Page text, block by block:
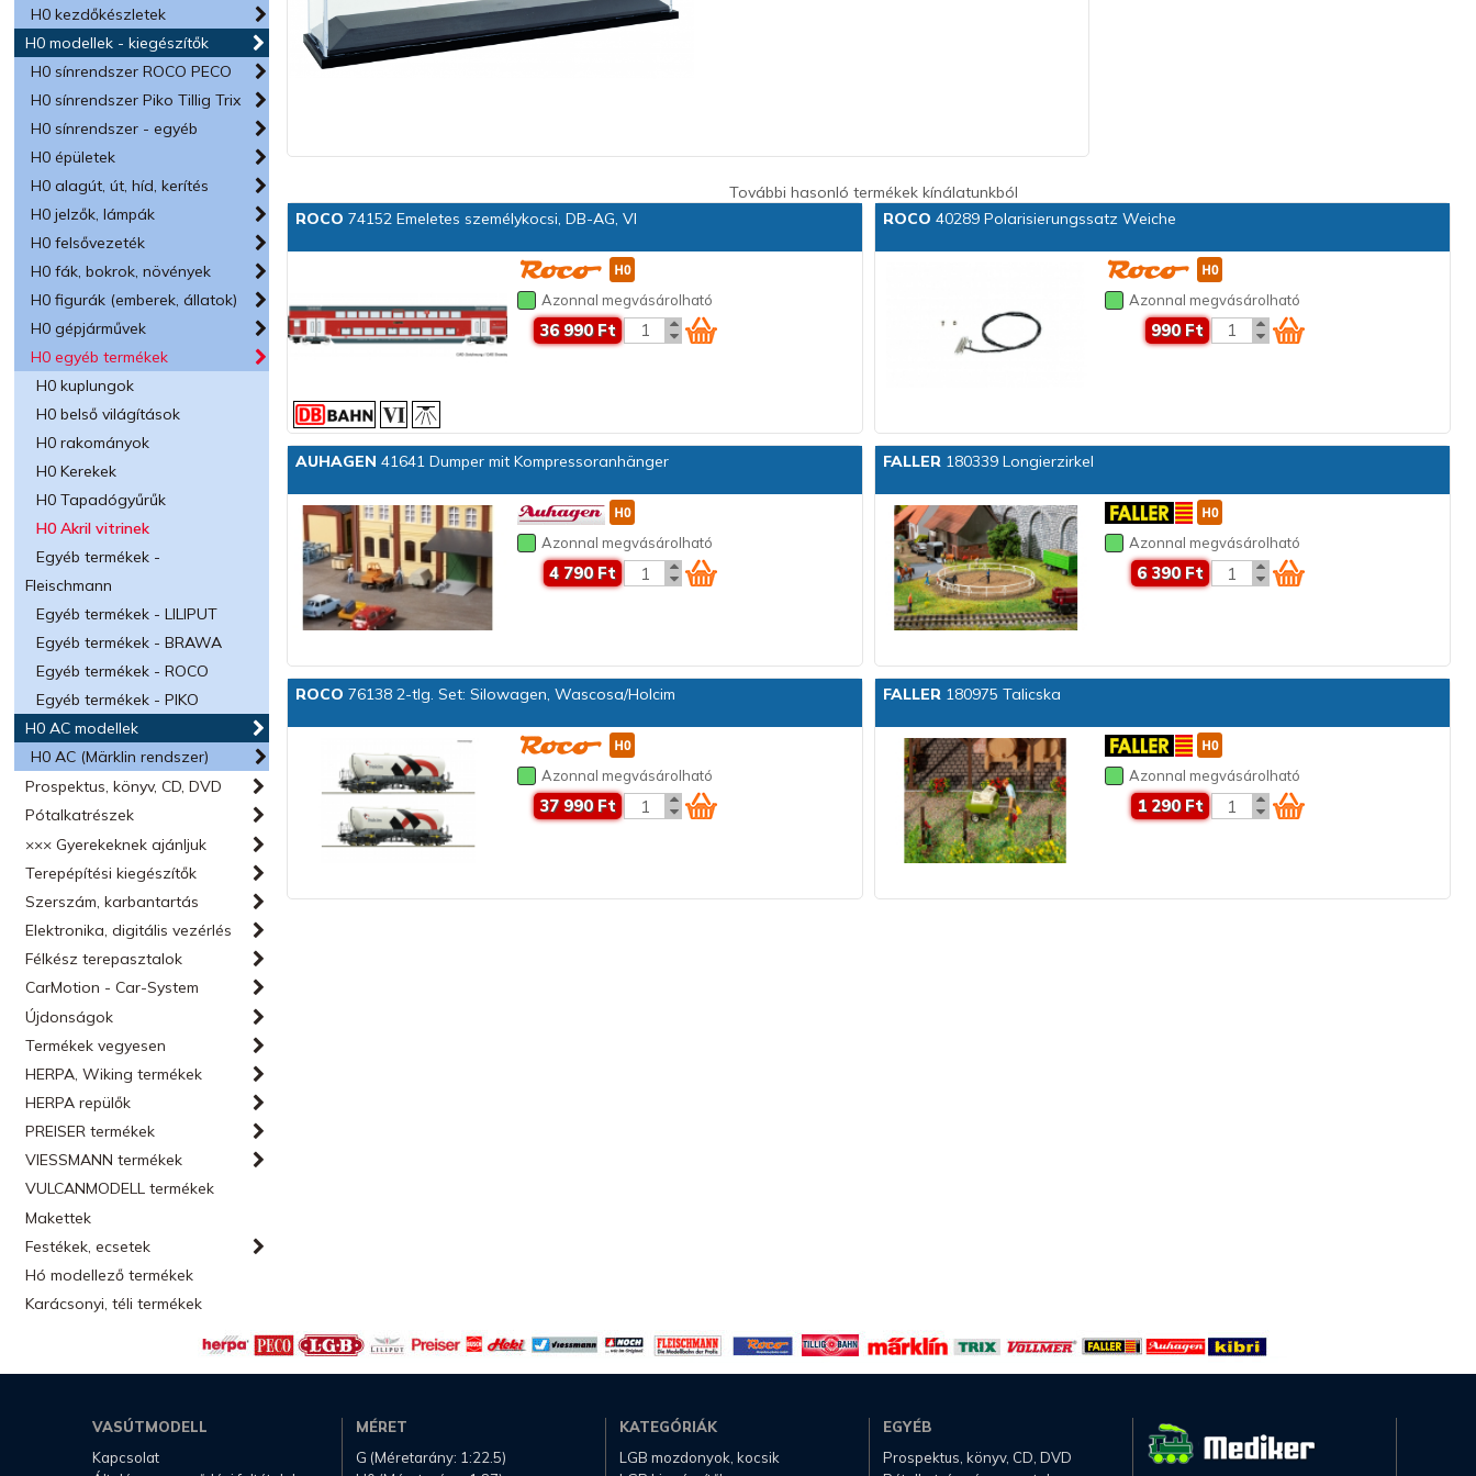
H0 kezdőkészletek
H0 modellek - kiegészítők
H0 sínrendszer ROCO PECO
H0 sínrendszer Piko Tillig Trix
H0 sínrendszer - egyéb
H0 épületek
H0 alagút, út, híd, kerítés
H0 jelzők, lámpák
H0 felsővezeték
H0 fák, bokrok, növények
H0 figurák (emberek, állatok)
H0 gépjárművek
H0 egyéb termékek
H0 kuplungok
H0 belső világítások
H0 rakományok
H0 Kerekek
H0 Tapadógyűrűk
H0 Akril vitrinek
Egyéb termékek -
Fleischmann
Egyéb termékek - LILIPUT
Egyéb termékek - BRAWA
Egyéb termékek - ROCO
Egyéb termékek - PIKO
H0 AC modellek
H0 AC (Märklin rendszer)
Prospektus, könyv, CD, DVD
Pótalkatrészek
××× Gyerekeknek ajánljuk
Terepépítési kiegészítők
Szerszám, karbantartás
Elektronika, digitális vezérlés
Félkész terepasztalok
CarMotion - Car-System
Újdonságok
Termékek vegyesen
HERPA, Wiking termékek
HERPA repülők
PREISER termékek
VIESSMANN termékek
VULCANMODELL termékek
Makettek
Festékek, ecsetek
Hó modellező termékek
Karácsonyi, téli termékek
További hasonló termékek kínálatunkból
ROCO 74152 Emeletes személykocsi, DB-AG, VI
Azonnal megvásárolható
36 990 Ft
ROCO 40289 Polarisierungssatz Weiche
Azonnal megvásárolható
990 Ft
AUHAGEN 41641 Dumper mit Kompressoranhänger
Azonnal megvásárolható
4 790 Ft
FALLER180339 Longierzirkel
Azonnal megvásárolható
6 390 Ft
ROCO 76138 2-tlg. Set: Silowagen, Wascosa/Holcim
Azonnal megvásárolható
37 990 Ft
FALLER180975 Talicska
Azonnal megvásárolható
1 290 Ft
VASÚTMODELL
Kapcsolat
MÉRET
G (Méretarány: 1:22.5)
KATEGÓRIÁK
LGB mozdonyok, kocsik
EGYÉB
Prospektus, könyv, CD, DVD